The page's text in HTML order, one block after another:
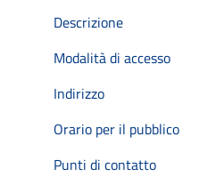
Descrizione
Modalità di accesso
Indirizzo
Orario per il pubblico
Punti di contatto